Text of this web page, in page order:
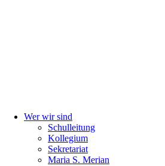
Wer wir sind
Schulleitung
Kollegium
Sekretariat
Maria S. Merian